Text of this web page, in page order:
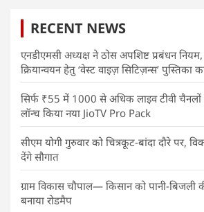
RECENT NEWS
एनडीएमसी अध्यक्ष ने ठोस अपशिष्ट प्रबंधन
क्रियान्वयन हेतु ‘वेस्ट वाइज़ सिटिज़न्स’ पुस्तिका
सिर्फ ₹55 में 1000 से अधिक लाइव टीवी चैनलों
लॉन्च किया नया JioTV Pro Pack
सीएम योगी गुरुवार को चित्रकूट-बांदा दौरे पर,
देंगे सौगात
ग्राम विकास चौपाल— किसान को पानी-बिजली
बनाया रोडमैप